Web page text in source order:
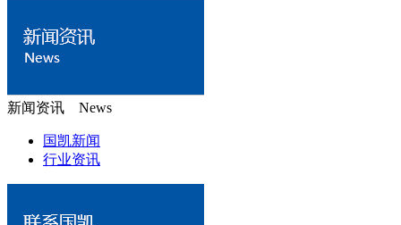
新闻资讯 News
国凯新闻
行业资讯